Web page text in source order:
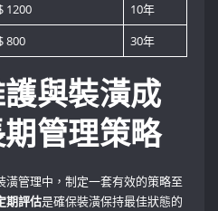
1200
10年
800 30年
與裝潢成
管理策略
潢管理中，制定一套有效的策略至
期評估是確保裝潢保持最佳狀態的